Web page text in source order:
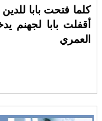
كلما فتحت بابا
أقفلت بابا لجهنم
العمري